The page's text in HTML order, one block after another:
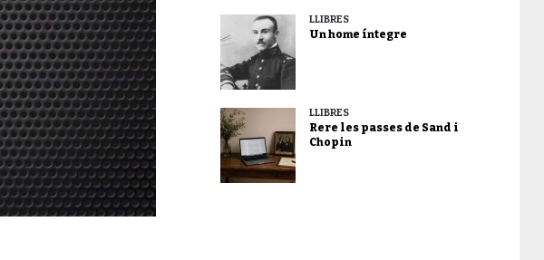
LLIBRES
Un home íntegre
LLIBRES
Rere les passes de Sand i
Chopin